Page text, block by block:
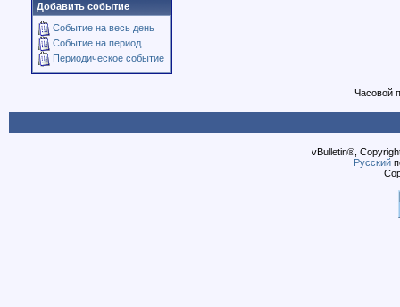
Добавить событие
Событие на весь день
Событие на период
Периодическое событие
Часовой
vBulletin®,
Русский